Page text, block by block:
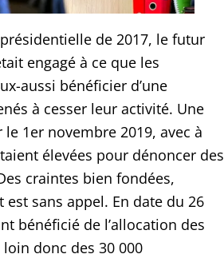
de 2017, le futur
engagé à ce que les
aussi bénéficier d’une
à cesser leur activité. Une
1er novembre 2019, avec à
élevées pour dénoncer des
craintes bien fondées,
sans appel. En date du 26
bénéficié de l’allocation des
donc des 30 000